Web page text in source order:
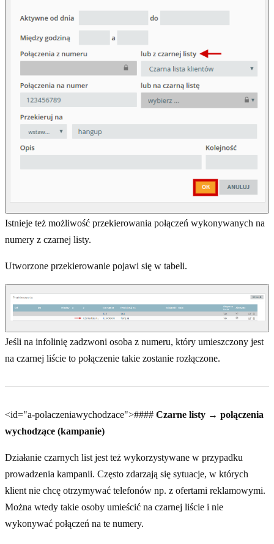
Istnieje też możliwość przekierowania połączeń wykonywanych na
numery z czarnej listy.
Utworzone przekierowanie pojawi się w tabeli.
Jeśli na infolinię zadzwoni osoba z numeru, który umieszczony jest
na czarnej liście to połączenie takie zostanie rozłączone.
<id="a-polaczeniawychodzace">#### Czarne listy → połączenia
wychodzące (kampanie)
Działanie czarnych list jest też wykorzystywane w przypadku
prowadzenia kampanii. Często zdarzają się sytuacje, w których
klient nie chcę otrzymywać telefonów np. z ofertami reklamowymi.
Można wtedy takie osoby umieścić na czarnej liście i nie
wykonywać połączeń na te numery.